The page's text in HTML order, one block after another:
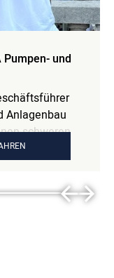
und
Anlagenbau
schweren
alle
verschlüsselt
Risiken sind